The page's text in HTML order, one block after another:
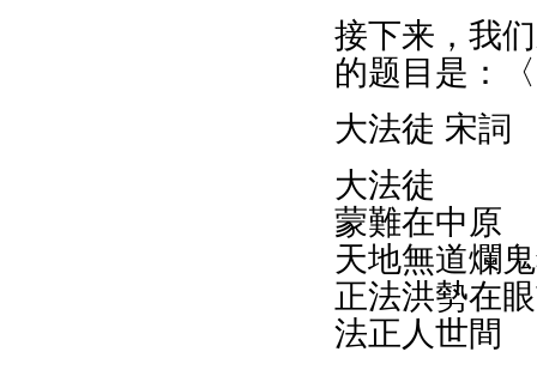
接下来，我
的题目是：
大法徒 宋詞
大法徒
蒙難在中原
天地無道爛
正法洪勢在
法正人世間